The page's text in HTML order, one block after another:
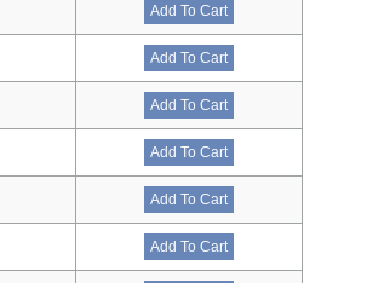
Add To Cart
Add To Cart
Add To Cart
Add To Cart
Add To Cart
Add To Cart